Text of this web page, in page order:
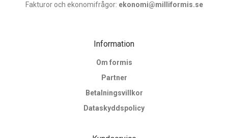
Fakturor och ekonomifrågor: ekonomi@milliformis.se
Information
Om formis
Partner
Betalningsvillkor
Dataskyddspolicy